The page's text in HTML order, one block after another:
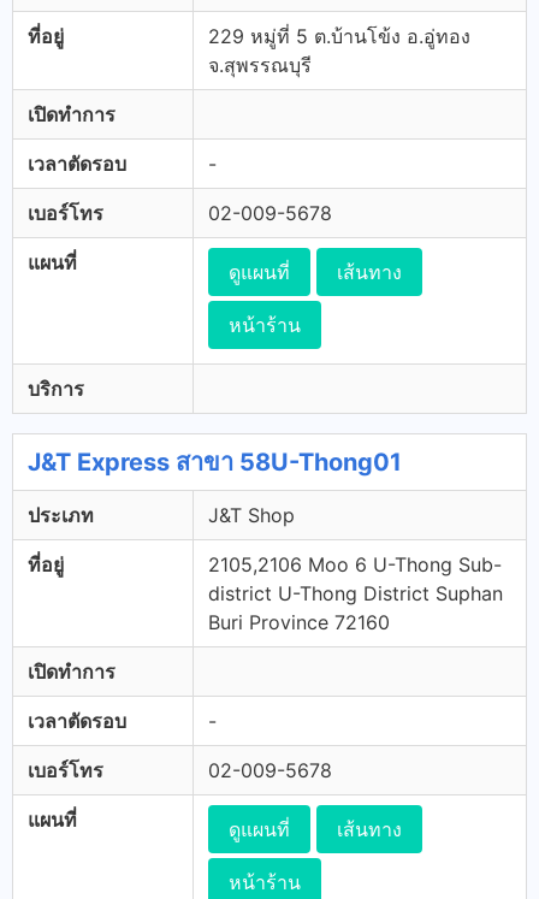
ที่อยู่
229 หมู่ที่ 5 ต.บ้านโข้ง อ.อู่ทอง
จ.สุพรรณบุรี
เปิดทำการ
เวลาตัดรอบ -
เบอร์โทร 02-009-5678
แผนที่ ดูแผนที่ เส้นทาง
หน้าร้าน
บริการ
J&T Express สาขา 58U-Thong01
ประเภท J&T Shop
ที่อยู่
2105,2106 Moo 6 U-Thong Sub-
district U-Thong District Suphan
Buri Province 72160
เปิดทำการ
เวลาตัดรอบ -
เบอร์โทร 02-009-5678
แผนที่ ดูแผนที่ เส้นทาง
หน้าร้าน